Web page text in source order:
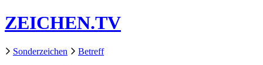
ZEICHEN.TV
Sonderzeichen
Betreff